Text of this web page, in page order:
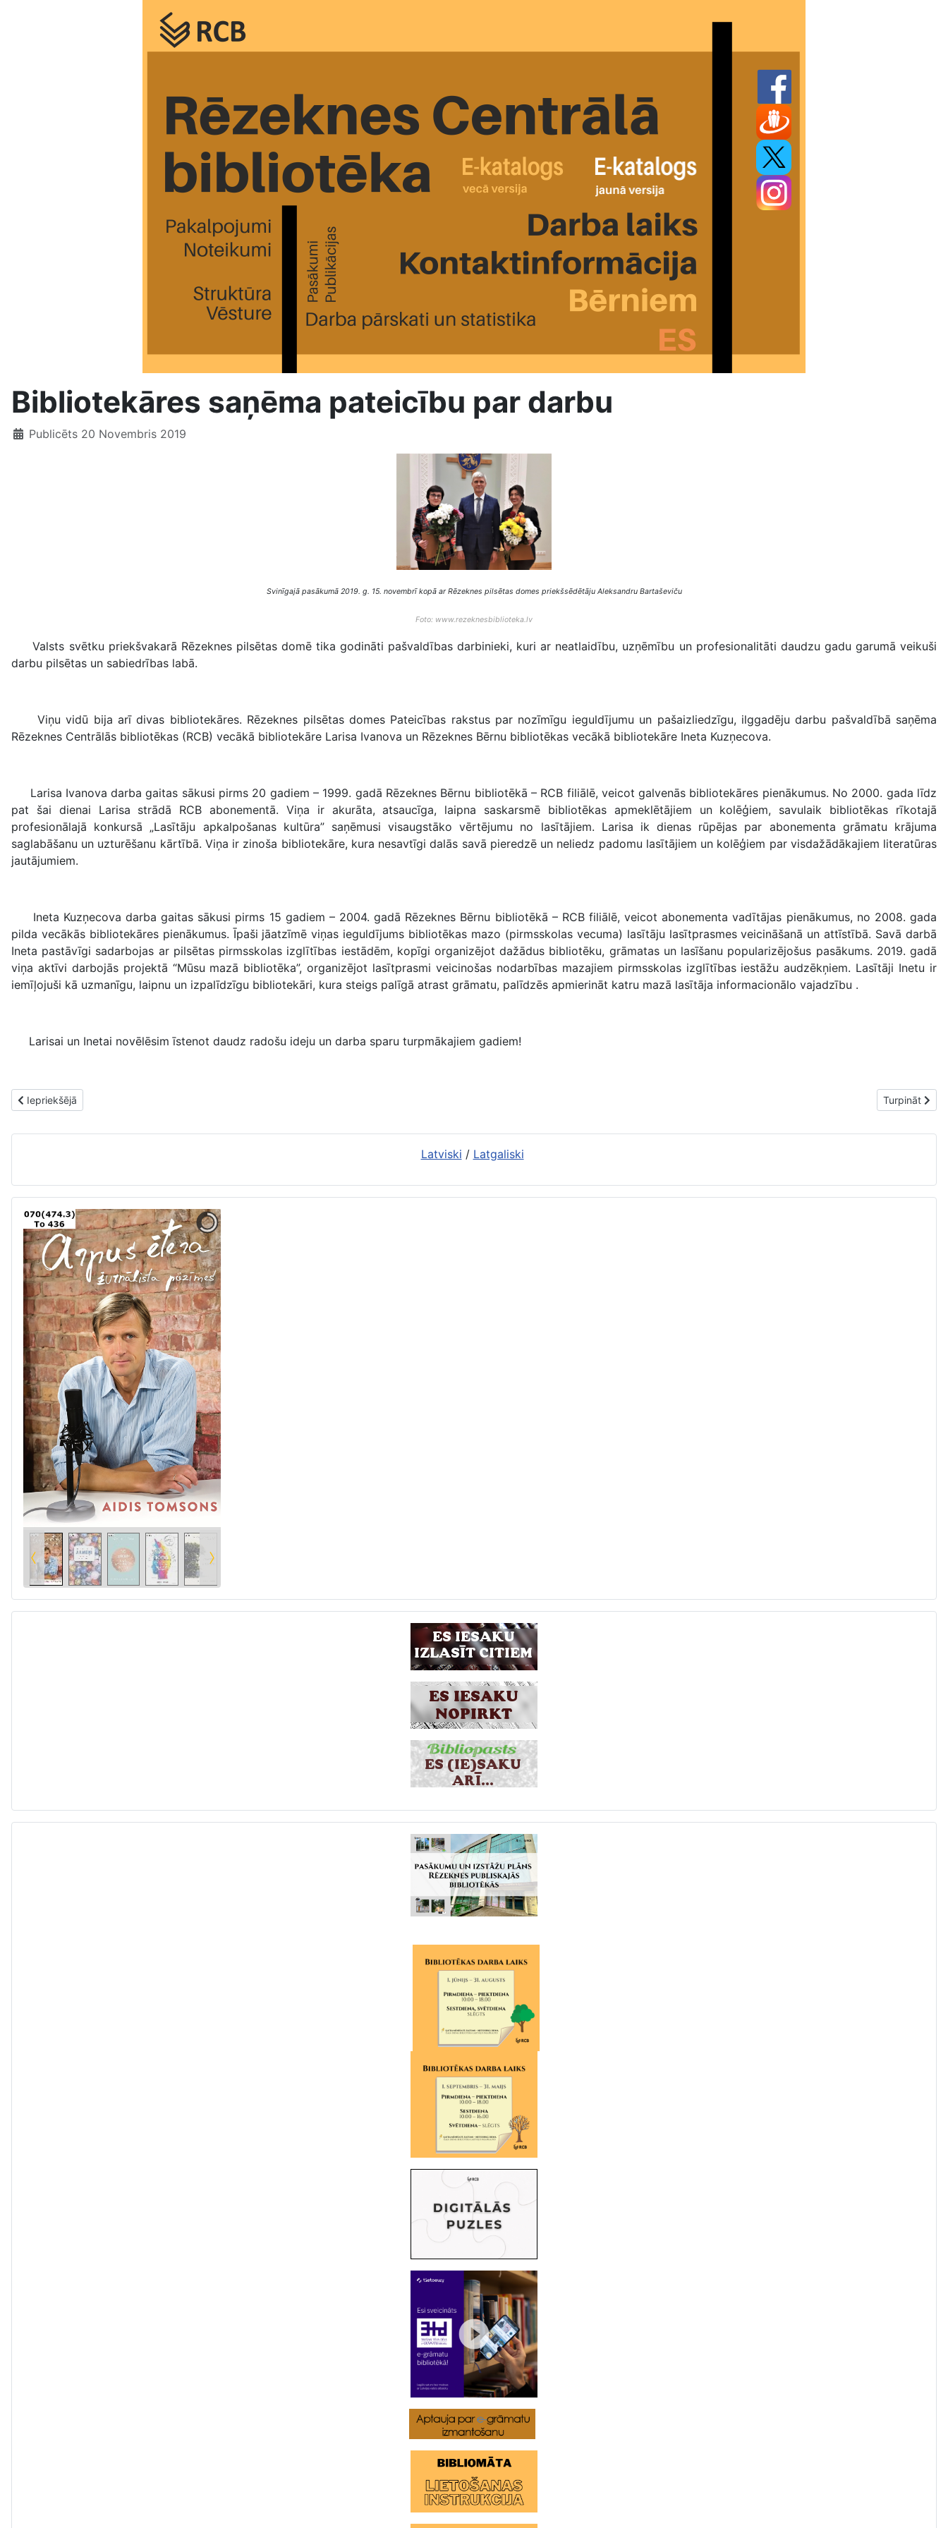
Bibliotekāres saņēma pateicību par darbu
Publicēts 20 Novembris 2019
Svinīgajā pasākumā 2019. g. 15. novembrī kopā ar Rēzeknes pilsētas domes priekšsēdētāju Aleksandru Bartaševiču
Foto: www.rezeknesbiblioteka.lv
Valsts svētku priekšvakarā Rēzeknes pilsētas domē tika godināti pašvaldības darbinieki, kuri ar neatlaidību, uzņēmību un profesionalitāti daudzu gadu garumā veikuši
darbu pilsētas un sabiedrības labā.
Viņu vidū bija arī divas bibliotekāres. Rēzeknes pilsētas domes Pateicības rakstus par nozīmīgu ieguldījumu un pašaizliedzīgu, ilggadēju darbu pašvaldībā saņēma
Rēzeknes Centrālās bibliotēkas (RCB) vecākā bibliotekāre Larisa Ivanova un Rēzeknes Bērnu bibliotēkas vecākā bibliotekāre Ineta Kuzņecova.
Larisa Ivanova darba gaitas sākusi pirms 20 gadiem – 1999. gadā Rēzeknes Bērnu bibliotēkā – RCB filiālē, veicot galvenās bibliotekāres pienākumus. No 2000. gada līdz
pat šai dienai Larisa strādā RCB abonementā. Viņa ir akurāta, atsaucīga, laipna saskarsmē bibliotēkas apmeklētājiem un kolēģiem, savulaik bibliotēkas rīkotajā
profesionālajā konkursā „Lasītāju apkalpošanas kultūra” saņēmusi visaugstāko vērtējumu no lasītājiem. Larisa ik dienas rūpējas par abonementa grāmatu krājuma
saglabāšanu un uzturēšanu kārtībā. Viņa ir zinoša bibliotekāre, kura nesavtīgi dalās savā pieredzē un neliedz padomu lasītājiem un kolēģiem par visdažādākajiem literatūras
jautājumiem.
Ineta Kuzņecova darba gaitas sākusi pirms 15 gadiem – 2004. gadā Rēzeknes Bērnu bibliotēkā – RCB filiālē, veicot abonementa vadītājas pienākumus, no 2008. gada
pilda vecākās bibliotekāres pienākumus. Īpaši jāatzīmē viņas ieguldījums bibliotēkas mazo (pirmsskolas vecuma) lasītāju lasītprasmes veicināšanā un attīstībā. Savā darbā
Ineta pastāvīgi sadarbojas ar pilsētas pirmsskolas izglītības iestādēm, kopīgi organizējot dažādus bibliotēku, grāmatas un lasīšanu popularizējošus pasākums. 2019. gadā
viņa aktīvi darbojās projektā “Mūsu mazā bibliotēka”, organizējot lasītprasmi veicinošas nodarbības mazajiem pirmsskolas izglītības iestāžu audzēkņiem. Lasītāji Inetu ir
iemīļojuši kā uzmanīgu, laipnu un izpalīdzīgu bibliotekāri, kura steigs palīgā atrast grāmatu, palīdzēs apmierināt katru mazā lasītāja informacionālo vajadzību .
Larisai un Inetai novēlēsim īstenot daudz radošu ideju un darba sparu turpmākajiem gadiem!
Iepriekšējais raksts: Rēzeknes Centrālā bibliotēka 75 gadu ritumā
Iepriekšējā Nākamais
Turpināt
Latviski / Latgaliski